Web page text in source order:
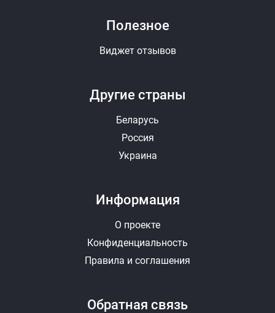
Другие страны
Беларусь
Россия
Украина
Полезное
Виджет отзывов
Информация
О проекте
Конфиденциальность
Правила и соглашения
Обратная связь